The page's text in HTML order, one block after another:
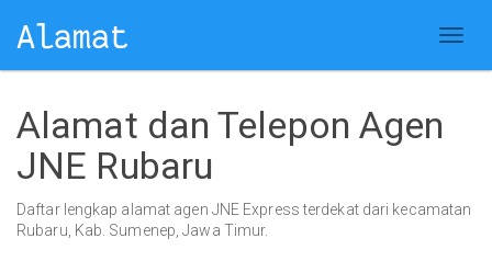
Alamat dan Telepon Agen
JNE Rubaru
Daftar lengkap alamat agen JNE Express terdekat dari kecamatan
Rubaru, Kab. Sumenep, Jawa Timur.